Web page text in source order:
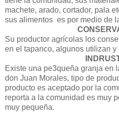
machete, arado, cortador, pala
sus alimentos es por medio de
Su productor agrícolas los
en el tapanco, algunos utilizan
Existe una pe3queña granja en
don Juan Morales, tipo de
producto es aceptado por la
reporta a la comunidad es muy
muy pequeña.